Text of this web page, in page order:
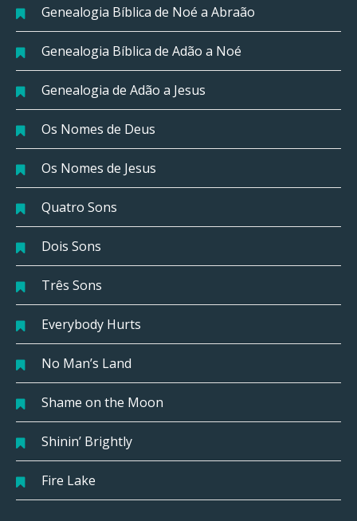
Genealogia Bíblica de Noé a Abraão
Genealogia Bíblica de Adão a Noé
Genealogia de Adão a Jesus
Os Nomes de Deus
Os Nomes de Jesus
Quatro Sons
Dois Sons
Três Sons
Everybody Hurts
No Man’s Land
Shame on the Moon
Shinin’ Brightly
Fire Lake